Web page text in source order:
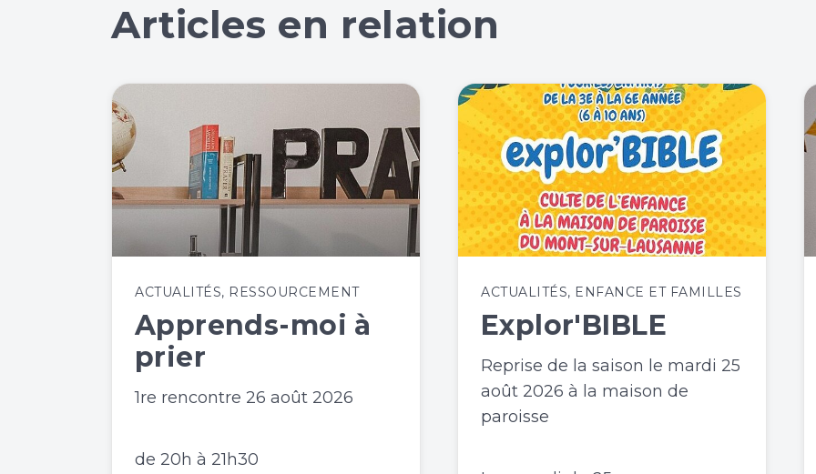
Articles en relation
ACTUALITÉS, RESSOURCEMENT
Apprends-moi à
prier
1re rencontre 26 août 2026
de 20h à 21h30
ACTUALITÉS, ENFANCE ET FAMILLES
Explor'BIBLE
Reprise de la saison le mardi 25
août 2026 à la maison de
paroisse